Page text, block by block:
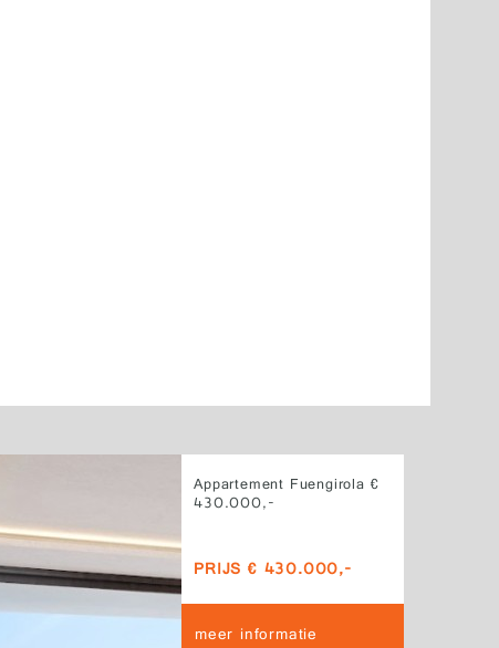
Appartement Fuengirola €
430.000,-
PRIJS € 430.000,-
meer informatie